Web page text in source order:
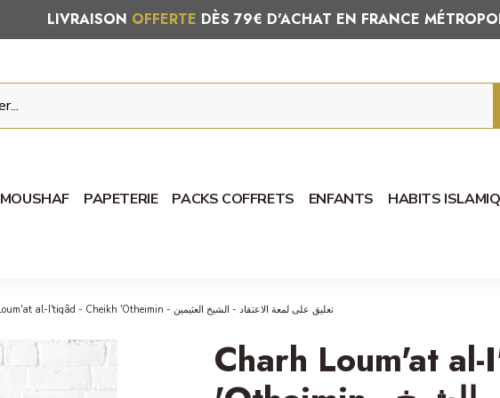
LIVRAISON OFFERTE DÈS 79€ D'ACHAT EN FRANCE
MOUSHAF PAPETERIE PACKS COFFRETS ENFANTS HABITS
Charh Loum'at al-I'tiqâd - Cheikh 'Otheimin - تعليق على لمعة الاعتقاد - الشيخ العثيمين
Charh Loum'at